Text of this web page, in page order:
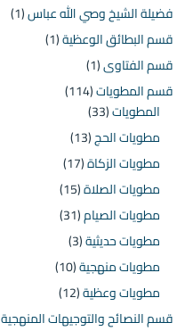
فضيلة الشيخ وصي الله عباس(1)
قسم البطائق الوعظية(1)
قسم الفتاوى(1)
قسم المطويات(114)
المطويات(33)
مطويات الحج(13)
مطويات الزكاة(17)
مطويات الصلاة(15)
مطويات الصيام(31)
مطويات حديثية(3)
مطويات منهجية(10)
مطويات وعظية(12)
قسم النصائح والتوجيهات المنهجية